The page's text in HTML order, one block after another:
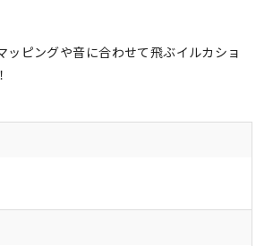
ッピングや音に合わせて飛ぶイルカショ